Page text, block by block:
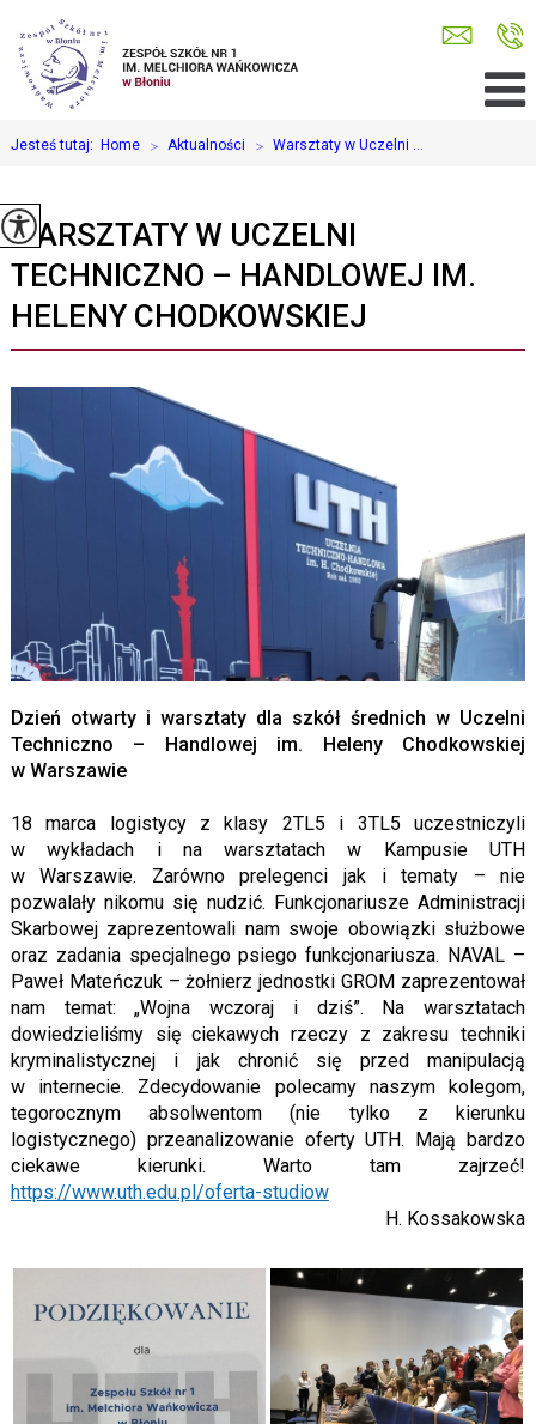
Jesteś tutaj: Home > Aktualności > Warsztaty w Uczelni ...
WARSZTATY W UCZELNI
TECHNICZNO – HANDLOWEJ IM.
HELENY CHODKOWSKIEJ
Dzień otwarty i warsztaty dla szkół średnich w Uczelni
Techniczno – Handlowej im. Heleny Chodkowskiej
w Warszawie
18 marca logistycy z klasy 2TL5 i 3TL5 uczestniczyli
w wykładach i na warsztatach w Kampusie UTH
w Warszawie. Zarówno prelegenci jak i tematy – nie
pozwalały nikomu się nudzić. Funkcjonariusze Administracji
Skarbowej zaprezentowali nam swoje obowiązki służbowe
oraz zadania specjalnego psiego funkcjonariusza. NAVAL –
Paweł Mateńczuk – żołnierz jednostki GROM zaprezentował
nam temat: „Wojna wczoraj i dziś”. Na warsztatach
dowiedzieliśmy się ciekawych rzeczy z zakresu techniki
kryminalistycznej i jak chronić się przed manipulacją
w internecie. Zdecydowanie polecamy naszym kolegom,
tegorocznym absolwentom (nie tylko z kierunku
logistycznego) przeanalizowanie oferty UTH. Mają bardzo
ciekawe kierunki. Warto tam zajrzeć!
https://www.uth.edu.pl/oferta-studiow
H. Kossakowska